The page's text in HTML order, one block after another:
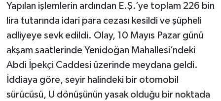
Yapılan işlemlerin ardından E.Ş.’ye toplam 226 bin
lira tutarında idari para cezası kesildi ve şüpheli
adliyeye sevk edildi. Olay, 10 Mayıs Pazar günü
akşam saatlerinde Yenidoğan Mahallesi’ndeki
Abdi İpekçi Caddesi üzerinde meydana geldi.
İddiaya göre, seyir halindeki bir otomobil
sürücüsü, U dönüşünün yasak olduğu bir noktada